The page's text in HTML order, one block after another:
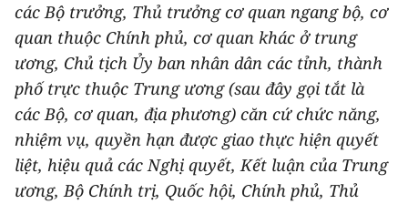
THẾ GIỚI
THỂ THAO
GIÁO DỤC
Y TẾ
KHOA HỌC - CÔNG NGHỆ
các Bộ trưởng, Thủ trưởng cơ quan ngang bộ, cơ
quan thuộc Chính phủ, cơ quan khác ở trung
ương, Chủ tịch Ủy ban nhân dân các tỉnh, thành
phố trực thuộc Trung ương (sau đây gọi tắt là
các Bộ, cơ quan, địa phương) căn cứ chức năng,
nhiệm vụ, quyền hạn được giao thực hiện quyết
liệt, hiệu quả các Nghị quyết, Kết luận của Trung
ương, Bộ Chính trị, Quốc hội, Chính phủ, Thủ